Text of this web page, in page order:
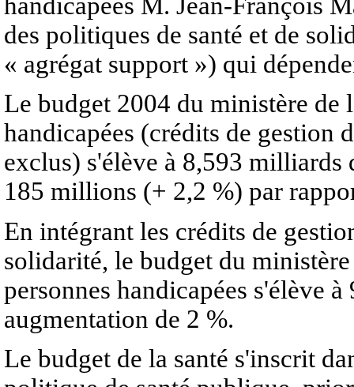
des politiques de santé et de
« agrégat support ») qui
Le budget 2004 du ministère de
handicapées (crédits de gestion
exclus) s'élève à 8,593 milliards
185 millions (+ 2,2 %) par
En intégrant les crédits de
solidarité, le budget du
personnes handicapées s'élève
augmentation de 2 %.
Le budget de la santé s'inscrit